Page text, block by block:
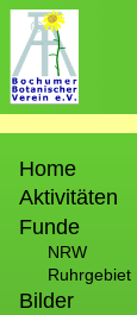
Direkt
zum
Inhalt
Home
Aktivitäten
Funde
NRW
Ruhrgebiet
Bilder